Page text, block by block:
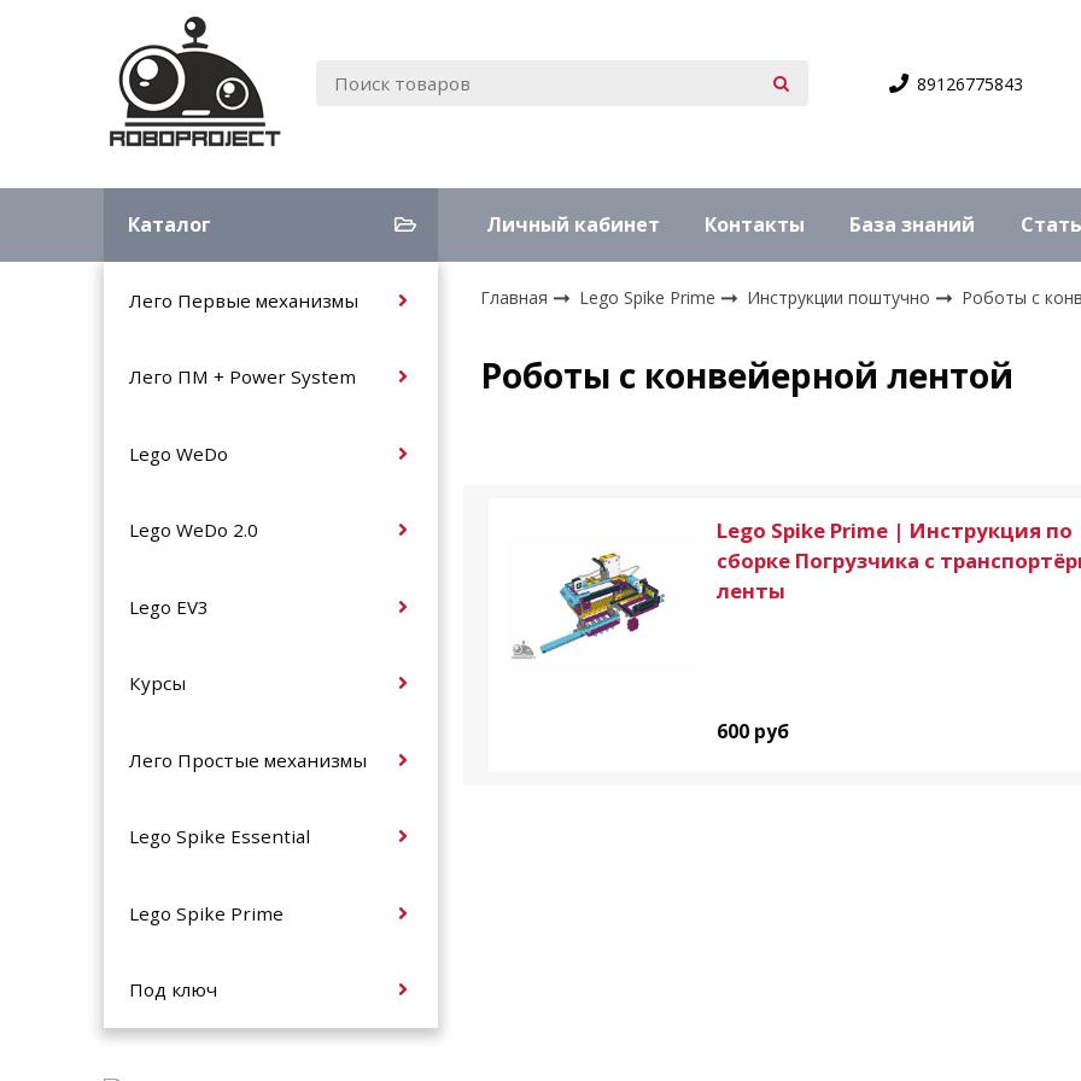
89126775843
Каталог Личный кабинет Контакты База знаний
Лего Первые механизмы
Лего ПМ + Power System
Lego WeDo
Lego WeDo 2.0
Lego EV3
Курсы
Лего Простые механизмы
Lego Spike Essential
Lego Spike Prime
Под ключ
Главная Lego Spike Prime Инструкции поштучно Роботы с
Роботы с конвейерной лентой
Lego Spike Prime | Инструкция по
сборке Погрузчика с
ленты
600 руб